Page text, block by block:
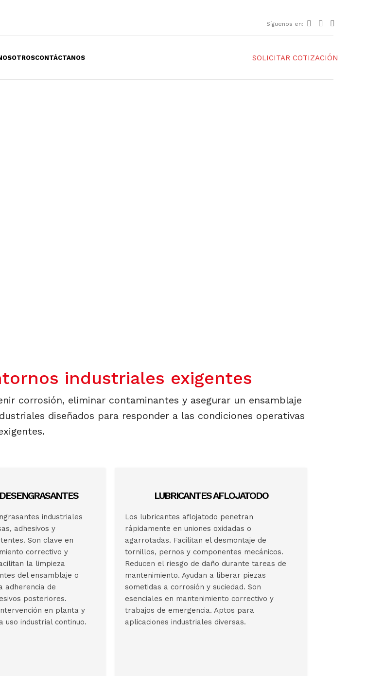
Síguenos en:
CONTÁCTANOS SOLICITAR COTIZACIÓN
industriales exigentes
corrosión, eliminar contaminantes y asegurar un ensamblaje
diseñados para responder a las condiciones operativas
industriales
adhesivos y
Son clave en
correctivo y
la limpieza
del ensamblaje o
adherencia de
posteriores.
en planta y
uso industrial continuo.
LUBRICANTES AFLOJATODO
Los lubricantes aflojatodo penetran
rápidamente en uniones oxidadas o
agarrotadas. Facilitan el desmontaje de
tornillos, pernos y componentes mecánicos.
Reducen el riesgo de daño durante tareas de
mantenimiento. Ayudan a liberar piezas
sometidas a corrosión y suciedad. Son
esenciales en mantenimiento correctivo y
trabajos de emergencia. Aptos para
aplicaciones industriales diversas.